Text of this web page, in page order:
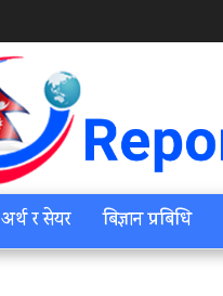
अर्थ र सेयर बिज्ञान प्रबिधि